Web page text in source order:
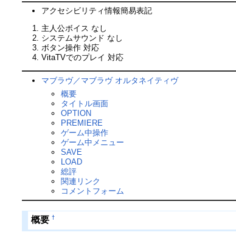
アクセシビリティ情報簡易表記
主人公ボイス なし
システムサウンド なし
ボタン操作 対応
VitaTVでのプレイ 対応
マブラヴ／マブラヴ オルタネイティヴ
概要
タイトル画面
OPTION
PREMIERE
ゲーム中操作
ゲーム中メニュー
SAVE
LOAD
総評
関連リンク
コメントフォーム
概要 †